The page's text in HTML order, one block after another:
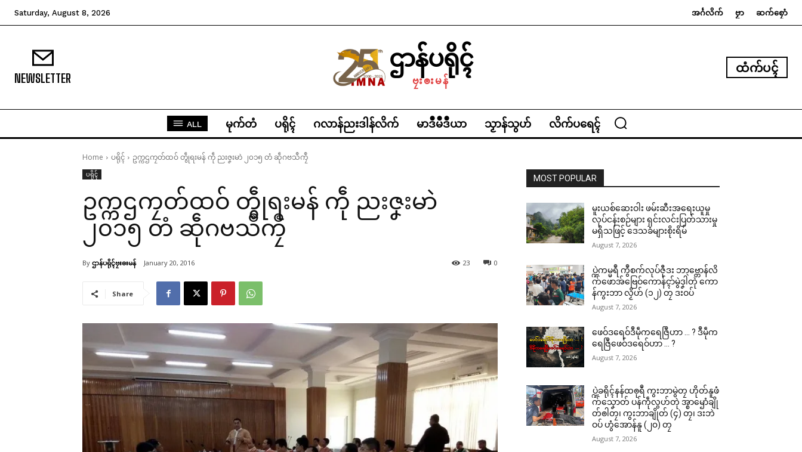
Saturday, August 8, 2026 အၚ်္ဂလိက် ဗၟာ ဆက်စၠောံ
NEWSLETTER
ဌာန်ပရိုၚ်
ဗၠးၜးမန်
ထံက်ပၚ်
ALL မုက်တံ ပရိုၚ် ဂလာန်ညးဒါန်လိက် မာဒဳမဳဒဳယာ သၟာန်သွဟ် လိက်ပရေၚ်
Home ပရိုၚ် ဥက္ကဌကၠတ်ထဝ် တွဵုရးမန် ကဵု ညးဇၞးမာဲ ၂၀၁၅ တံ ဆဵုဂဗသဳကၠဳ
ပရိုၚ်
ဥက္ကဌကၠတ်ထဝ် တွဵုရးမန် ကဵု ညးဇၞးမာဲ
၂၀၁၅ တံ ဆဵုဂဗသဳကၠဳ
By ဌာန်ပရိုၚ်ဗၠးၜးမန် January 20, 2016 0
23
Share
MOST POPULAR
မူးယစ်ဆေးဝါး ဖမ်းဆီးအရေးယူမှု
လုပ်ငန်းစဉ်များ ရှင်းလင်းပြတ်သားမှု
မရှိသဖြင့် ဒေသခံများစိုးရိမ်
August 7, 2026
ပ္ဍဲကမ္မရဳ ကွဳစက်လုပ်ဇီုဒး ဘာဗ္တောန်လိ
က်ဖောအ်ဗြေဝ်ကောန်ၚာ်မွဲဒၞါဲတုဲ ကော
န်ကွးဘာ လၟိဟ် (၁၂) တၠ ဒးဝပ်
August 7, 2026
ဖေဝ်ဒရေဝ်ဒဳမဵုကရေဇြဳဟာ … ? ဒဳမဵုက
ရေဇြဳဖေဝ်ဒရေဝ်ဟာ … ?
August 7, 2026
ပ္ဍဲခရိုၚ်နန်ထၜုရဳ ကွးဘာမွဲတၠ ဟိုတ်နူဖံ
က်သၞောတ် ပန်ကဵုလွဟ်တုဲ အ္စာၝောံချို
တ်ၜါတၠ၊ ကွးဘာချိုတ် (၄) တၠ၊ ဒးဘဲ
ဝပ် ဟွံအောန်နူ (၂၀) တၠ
August 7, 2026